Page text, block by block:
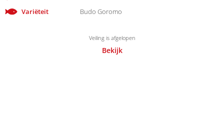
Variëteit
Budo Goromo
Veiling is afgelopen
Bekijk